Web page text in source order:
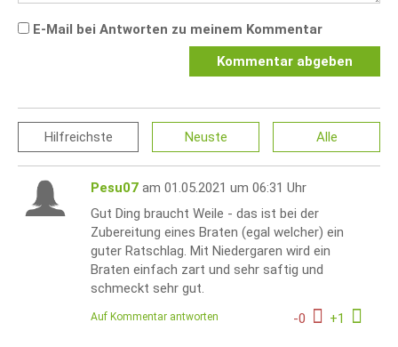
E-Mail bei Antworten zu meinem Kommentar
Kommentar abgeben
Hilfreichste Neuste Alle
Pesu07 am 01.05.2021 um 06:31 Uhr
Gut Ding braucht Weile - das ist bei der
Zubereitung eines Braten (egal welcher) ein
guter Ratschlag. Mit Niedergaren wird ein
Braten einfach zart und sehr saftig und
schmeckt sehr gut.
-0 +1
Auf Kommentar antworten